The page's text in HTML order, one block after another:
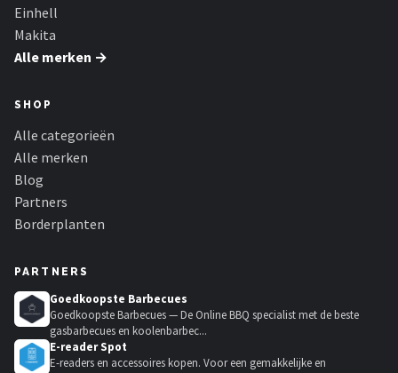
Einhell
Makita
Alle merken →
SHOP
Alle categorieën
Alle merken
Blog
Partners
Borderplanten
PARTNERS
Goedkoopste Barbecues
Goedkoopste Barbecues — De Online BBQ specialist met de beste
gasbarbecues en koolenbarbec...
E-reader Spot
E-readers en accessoires kopen. Voor een gemakkelijke en